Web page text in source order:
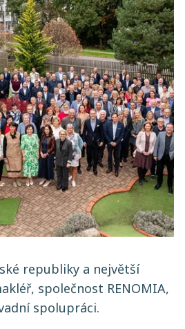
republiky a největší
společnost RENOMIA,
spolupráci.